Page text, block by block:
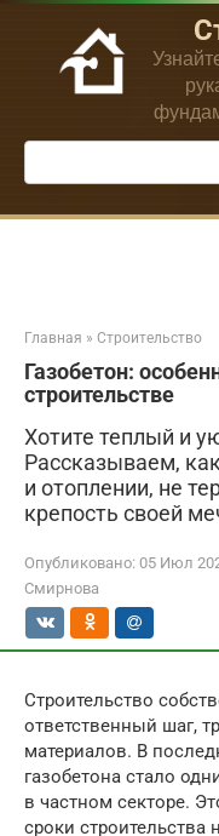
Перейти
контенту
Поиск:
Главная » Строительство
Газобетон:
строительстве
Хотите теплый и
Рассказываем,
и отоплении, не
крепость своей
Опубликовано: 05 Июл
Смирнова
Строительство
ответственный шаг,
материалов. В
газобетона стало
в частном секторе.
сроки